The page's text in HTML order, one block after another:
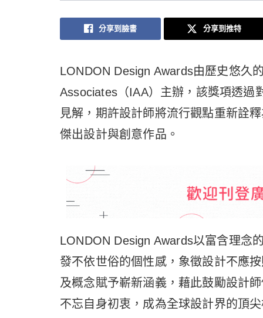
分享到臉書 分享到推特
LONDON Design Awards由歷史悠久
Associates（IAA）主辦，該獎項透過
見解，期許設計師將流行觀點重新詮
傑出設計與創意作品。
LONDON Design Awards以富含理念
發不依世俗的個性感，象徵設計不應
及概念賦予嶄新涵義，藉此鼓勵設計
不忘自身初衷，成為全球設計界的頂